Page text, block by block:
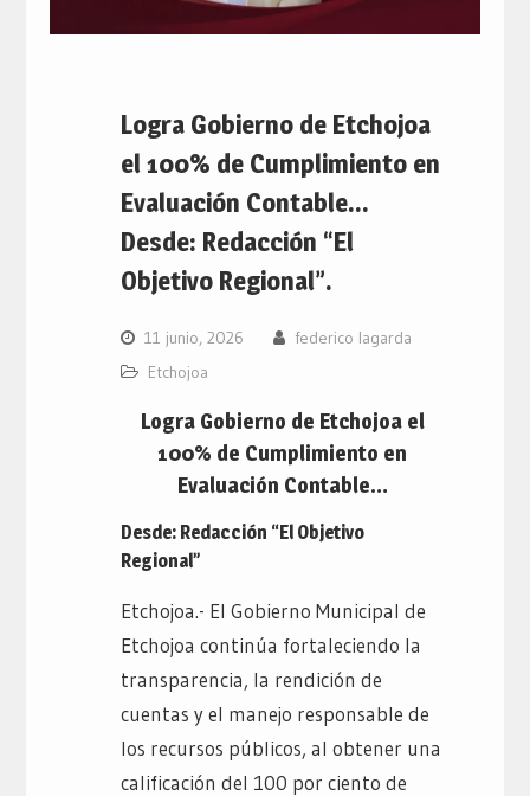
Logra Gobierno de Etchojoa
el 100% de Cumplimiento en
Evaluación Contable…
Desde: Redacción “El
Objetivo Regional”.
11 junio, 2026
federico lagarda
Etchojoa
Logra Gobierno de Etchojoa el
100% de Cumplimiento en
Evaluación Contable…
Desde: Redacción “El Objetivo
Regional”
Etchojoa.- El Gobierno Municipal de
Etchojoa continúa fortaleciendo la
transparencia, la rendición de
cuentas y el manejo responsable de
los recursos públicos, al obtener una
calificación del 100 por ciento de